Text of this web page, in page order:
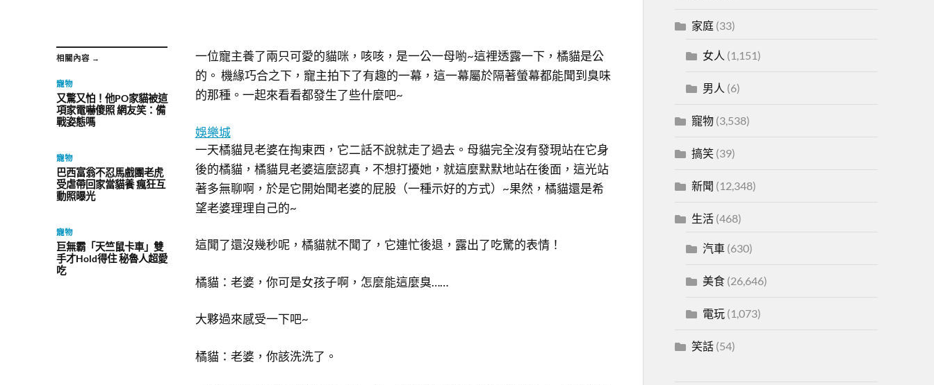
相關內容 →
寵物
又驚又怕！他PO家貓被這
項家電嚇傻照 網友笑：備
戰姿態嗎
寵物
巴西富翁不忍馬戲團老虎
受虐帶回家當貓養 瘋狂互
動照曝光
寵物
巨無霸「天竺鼠卡車」雙
手才Hold得住 秘魯人超愛
吃
一位寵主養了兩只可愛的貓咪，咳咳，是一公一母喲~這裡透露一下，橘貓是公
的。 機緣巧合之下，寵主拍下了有趣的一幕，這一幕屬於隔著螢幕都能聞到臭味
的那種。一起來看看都發生了些什麼吧~
娛樂城
一天橘貓見老婆在掏東西，它二話不說就走了過去。母貓完全沒有發現站在它身
後的橘貓，橘貓見老婆這麼認真，不想打擾她，就這麼默默地站在後面，這光站
著多無聊啊，於是它開始聞老婆的屁股（一種示好的方式）~果然，橘貓還是希
望老婆理理自己的~
這聞了還沒幾秒呢，橘貓就不聞了，它連忙後退，露出了吃驚的表情！
橘貓：老婆，你可是女孩子啊，怎麼能這麼臭……
大夥過來感受一下吧~
橘貓：老婆，你該洗洗了。
家庭(33)
女人 (1,151)
男人 (6)
寵物(3,538)
搞笑(39)
新聞 (12,348)
生活(468)
汽車(630)
美食(26,646)
電玩(1,073)
笑話(54)